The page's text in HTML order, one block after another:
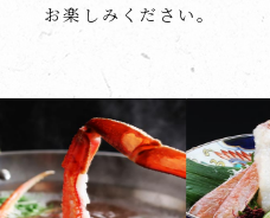
お楽しみください。